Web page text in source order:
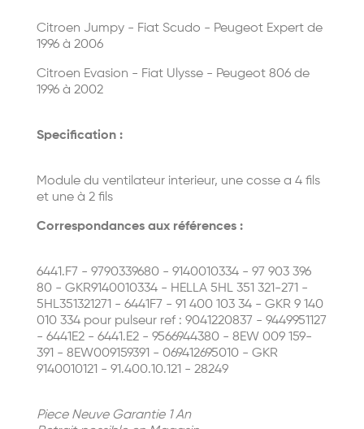
Citroen Jumpy - Fiat Scudo - Peugeot Expert de
1996 à 2006
Citroen Evasion - Fiat Ulysse - Peugeot 806 de
1996 à 2002
Specification :
Module du ventilateur interieur, une cosse a 4 fils
et une à 2 fils
Correspondances aux références :
6441.F7 - 9790339680 - 9140010334 - 97 903 396
80 - GKR9140010334 - HELLA 5HL 351 321-271 -
5HL351321271 - 6441F7 - 91 400 103 34 - GKR 9 140
010 334 pour pulseur ref : 9041220837 - 9449951127
- 6441E2 - 6441.E2 - 9566944380 - 8EW 009 159-
391 - 8EW009159391 - 069412695010 - GKR
9140010121 - 91.400.10.121 - 28249
Piece Neuve Garantie 1 An